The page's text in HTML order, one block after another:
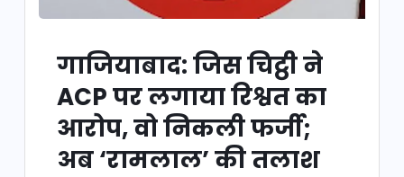
गाजियाबाद: जिस चिट्ठी ने
ACP पर लगाया रिश्वत का
आरोप, वो निकली फर्जी;
अब ‘रामलाल’ की तलाश